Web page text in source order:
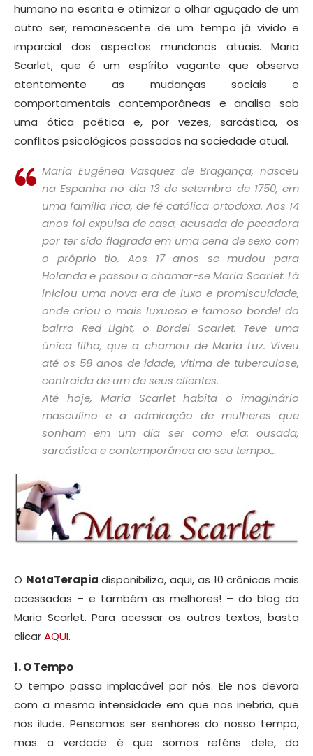
humano na escrita e otimizar o olhar aguçado de um
outro ser, remanescente de um tempo já vivido e
imparcial dos aspectos mundanos atuais. Maria
Scarlet, que é um espírito vagante que observa
atentamente as mudanças sociais e
comportamentais contemporâneas e analisa sob
uma ótica poética e, por vezes, sarcástica, os
conflitos psicológicos passados na sociedade atual.
Maria Eugênea Vasquez de Bragança, nasceu
na Espanha no dia 13 de setembro de 1750, em
uma família rica, de fé católica ortodoxa. Aos 14
anos foi expulsa de casa, acusada de pecadora
por ter sido flagrada em uma cena de sexo com
o próprio tio. Aos 17 anos se mudou para
Holanda e passou a chamar-se Maria Scarlet. Lá
iniciou uma nova era de luxo e promiscuidade,
onde criou o mais luxuoso e famoso bordel do
bairro Red Light, o Bordel Scarlet. Teve uma
única filha, que a chamou de Maria Luz. Viveu
até os 58 anos de idade, vítima de tuberculose,
contraída de um de seus clientes.
Até hoje, Maria Scarlet habita o imaginário
masculino e a admiração de mulheres que
sonham em um dia ser como ela: ousada,
sarcástica e contemporânea ao seu tempo…
O NotaTerapia disponibiliza, aqui, as 10 crônicas mais
acessadas – e também as melhores! – do blog da
Maria Scarlet. Para acessar os outros textos, basta
clicarAQUI.
1. O Tempo
O tempo passa implacável por nós. Ele nos devora
com a mesma intensidade em que nos inebria, que
nos ilude. Pensamos ser senhores do nosso tempo,
mas a verdade é que somos reféns dele, do